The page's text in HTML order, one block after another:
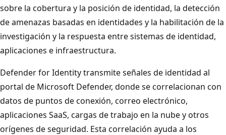
sobre la cobertura y la posición de identidad, la detección
de amenazas basadas en identidades y la habilitación de la
investigación y la respuesta entre sistemas de identidad,
aplicaciones e infraestructura.
Defender for Identity transmite señales de identidad al
portal de Microsoft Defender, donde se correlacionan con
datos de puntos de conexión, correo electrónico,
aplicaciones SaaS, cargas de trabajo en la nube y otros
orígenes de seguridad. Esta correlación ayuda a los